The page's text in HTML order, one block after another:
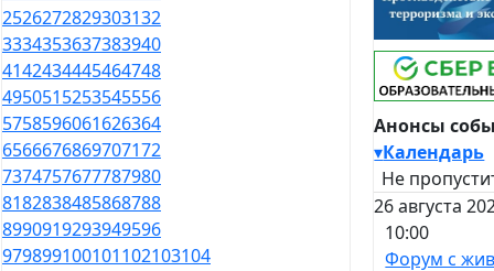
2526272829303132
3334353637383940
4142434445464748
4950515253545556
5758596061626364
6566676869707172
7374757677787980
8182838485868788
8990919293949596
979899100101102103104
Анонсы
▾Календарь
Не
26 августа
10:00
Форум с